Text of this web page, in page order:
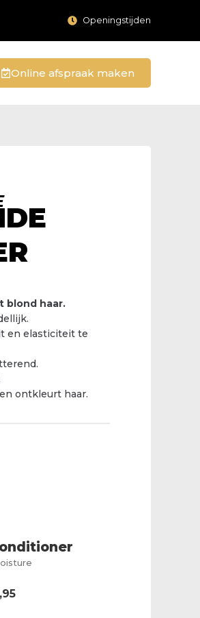
Openingstijden
Online afspraak maken
blond haar.
en elasticiteit te
ontkleurt haar.